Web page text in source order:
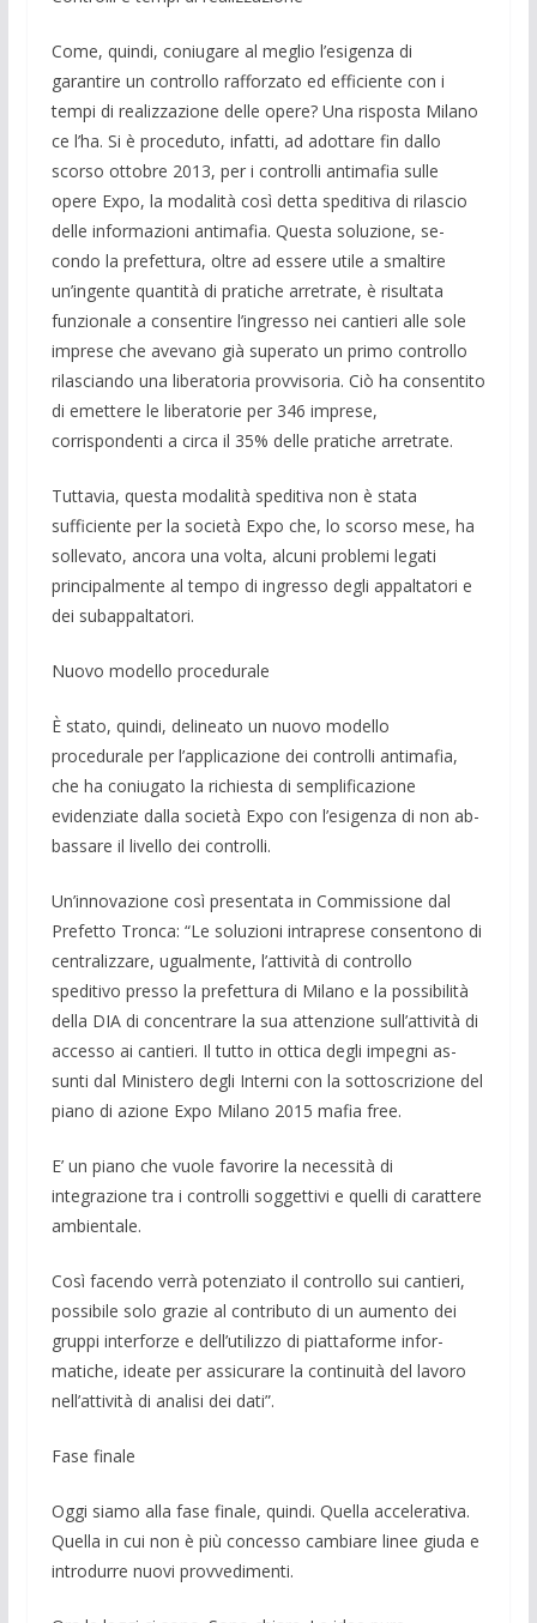
Come, quindi, coniugare al meglio l’esi­genza di
garantire un controllo raffor­zato ed efficiente con i
tempi di realizza­zione delle opere? Una risposta Milano
ce l’ha. Si è proceduto, infatti, ad adottare fin dal­lo
scorso ottobre 2013, per i controlli anti­mafia sulle
opere Expo, la modalità così detta speditiva di rilascio
delle infor­mazioni antimafia. Questa soluzione, se­
condo la prefettura, oltre ad essere utile a smaltire
un’ingente quantità di pratiche arretrate, è risultata
funzionale a consenti­re l’ingresso nei cantieri alle sole
imprese che avevano già superato un primo con­trollo
rilasciando una liberatoria provviso­ria. Ciò ha consentito
di emettere le libe­ratorie per 346 imprese,
corrispondenti a circa il 35% delle pratiche arretrate.
Tuttavia, questa modalità speditiva non è stata
sufficiente per la società Expo che, lo scorso mese, ha
sollevato, ancora una volta, alcuni problemi legati
princi­palmente al tempo di ingresso degli appal­tatori e
dei subappaltatori.
Nuovo modello procedurale
È stato, quindi, delineato un nuovo mo­dello
procedurale per l’applicazione dei controlli antimafia,
che ha coniugato la ri­chiesta di semplificazione
evidenziate dal­la società Expo con l’esigenza di non ab­
bassare il livello dei controlli.
Un’innovazione così presentata in Commissione dal
Prefetto Tronca: “Le so­luzioni intraprese consentono di
centraliz­zare, ugualmente, l’attività di controllo
speditivo presso la prefettura di Milano e la possibilità
della DIA di concentrare la sua attenzione sull’attività di
accesso ai cantieri. Il tutto in ottica degli impegni as­
sunti dal Ministero degli Interni con la sottoscrizione del
piano di azione Expo Milano 2015 mafia free.
E’ un piano che vuole favorire la neces­sità di
integrazione tra i controlli soggetti­vi e quelli di carattere
ambientale.
Così facendo verrà potenziato il con­trollo sui cantieri,
possibile solo grazie al contributo di un aumento dei
gruppi inter­forze e dell’utilizzo di piattaforme infor­
matiche, ideate per assicurare la continui­tà del la­voro
nell’attività di analisi dei dati”.
Fase finale
Oggi siamo alla fase finale, quindi. Quella accelerativa.
Quella in cui non è più concesso cambiare linee giuda e
intro­durre nuovi provvedimenti.